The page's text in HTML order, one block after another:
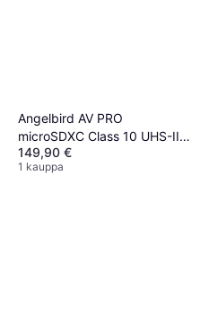
Angelbird AV PRO
microSDXC Class 10 UHS-II
U3 V60 280MB/s 160MB/s
128GB
149,90 €
1 kauppa